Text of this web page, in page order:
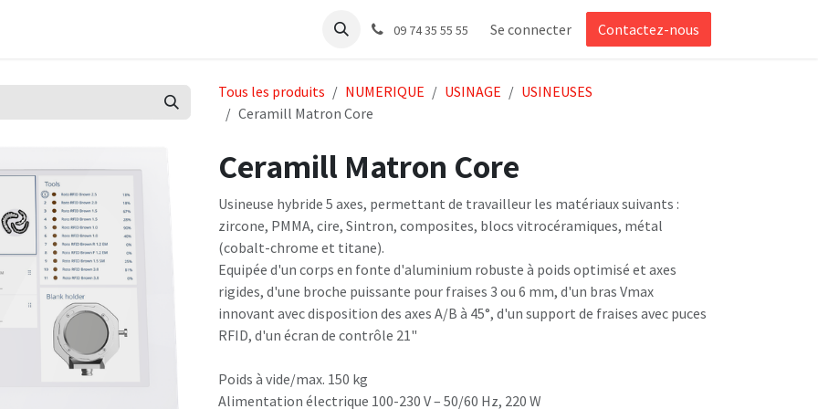
Support09 74 35 55 55 Se connecter Contactez-nous
Tous les produits NUMERIQUE USINAGE
USINEUSES
Ceramill Matron Core
Ceramill Matron Core
Usineuse hybride 5 axes, permettant de travailleur les matériaux suivants :
zircone, PMMA, cire, Sintron, composites, blocs vitrocéramiques, métal
(cobalt-chrome et titane).
Equipée d'un corps en fonte d'aluminium robuste à poids optimisé et axes
rigides, d'une broche puissante pour fraises 3 ou 6 mm, d'un bras Vmax
innovant avec disposition des axes A/B à 45°, d'un support de fraises avec puces
RFID, d'un écran de contrôle 21"
Poids à vide/max. 150 kg
Alimentation électrique 100-230 V – 50/60 Hz, 220 W